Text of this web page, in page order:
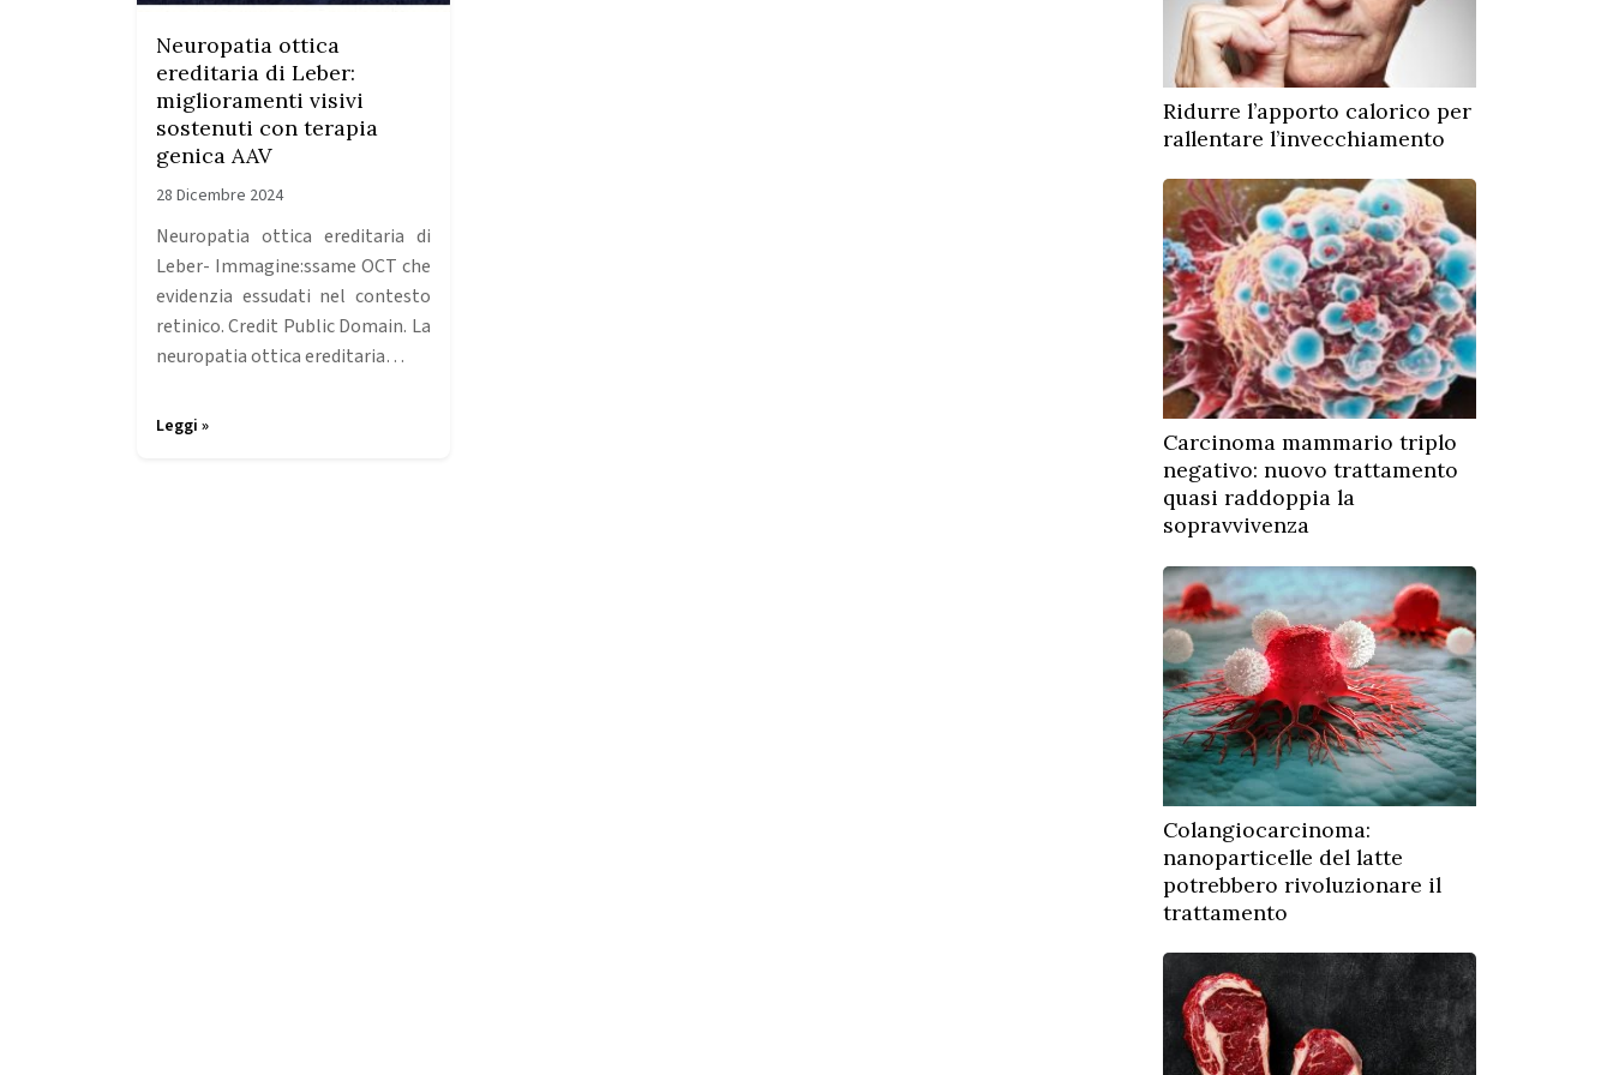
Neuropatia ottica
ereditaria di Leber:
miglioramenti visivi
sostenuti con terapia
genica AAV
28 Dicembre 2024
Neuropatia ottica ereditaria di
Leber- Immagine:ssame OCT che
evidenzia essudati nel contesto
retinico. Credit Public Domain. La
neuropatia ottica ereditaria…
Leggi »
Ridurre l’apporto calorico per
rallentare l’invecchiamento
Carcinoma mammario triplo
negativo: nuovo trattamento
quasi raddoppia la
sopravvivenza
Colangiocarcinoma:
nanoparticelle del latte
potrebbero rivoluzionare il
trattamento